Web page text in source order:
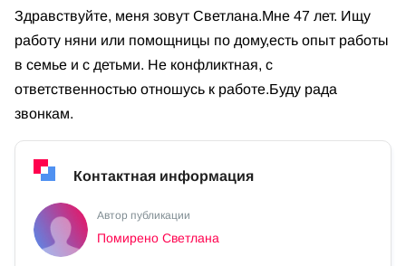
Здравствуйте, меня зовут Светлана.Мне 47 лет. Ищу
работу няни или помощницы по дому,есть опыт работы
в семье и с детьми. Не конфликтная, с
ответственностью отношусь к работе.Буду рада
звонкам.
Контактная информация
Автор публикации
Помирено Светлана